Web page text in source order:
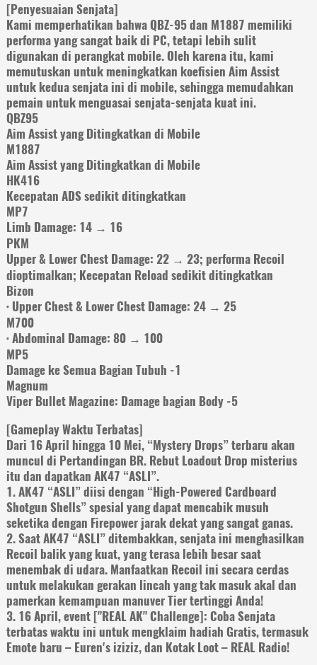
[Penyesuaian Senjata]
Kami memperhatikan bahwa QBZ-95 dan M1887 memiliki
performa yang sangat baik di PC, tetapi lebih sulit
digunakan di perangkat mobile. Oleh karena itu, kami
memutuskan untuk meningkatkan koefisien Aim Assist
untuk kedua senjata ini di mobile, sehingga memudahkan
pemain untuk menguasai senjata-senjata kuat ini.
QBZ95
Aim Assist yang Ditingkatkan di Mobile
M1887
Aim Assist yang Ditingkatkan di Mobile
HK416
Kecepatan ADS sedikit ditingkatkan
MP7
Limb Damage: 14 → 16
PKM
Upper & Lower Chest Damage: 22 → 23; performa Recoil
dioptimalkan; Kecepatan Reload sedikit ditingkatkan
Bizon
· Upper Chest & Lower Chest Damage: 24 → 25
M700
· Abdominal Damage: 80 → 100
MP5
Damage ke Semua Bagian Tubuh -1
Magnum
Viper Bullet Magazine: Damage bagian Body -5
[Gameplay Waktu Terbatas]
Dari 16 April hingga 10 Mei, “Mystery Drops” terbaru akan
muncul di Pertandingan BR. Rebut Loadout Drop misterius
itu dan dapatkan AK47 “ASLI”.
1. AK47 “ASLI” diisi dengan “High-Powered Cardboard
Shotgun Shells” spesial yang dapat mencabik musuh
seketika dengan Firepower jarak dekat yang sangat ganas.
2. Saat AK47 “ASLI” ditembakkan, senjata ini menghasilkan
Recoil balik yang kuat, yang terasa lebih besar saat
menembak di udara. Manfaatkan Recoil ini secara cerdas
untuk melakukan gerakan lincah yang tak masuk akal dan
pamerkan kemampuan manuver Tier tertinggi Anda!
3. 16 April, event ["REAL AK" Challenge]: Coba Senjata
terbatas waktu ini untuk mengklaim hadiah Gratis, termasuk
Emote baru – Euren's iziziz, dan Kotak Loot – REAL Radio!